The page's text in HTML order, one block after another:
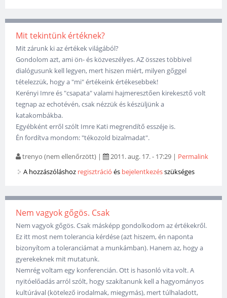
Mit tekintünk értéknek?
Mit zárunk ki az értékek világából?
Gondolom azt, ami ön- és közveszélyes. AZ összes többivel
dialógusunk kell legyen, mert hiszen miért, milyen gőggel
tételezzük, hogy a "mi" értékeink értékesebbek!
Kerényi Imre és "csapata" valami hajmeresztően kirekesztő volt
tegnap az echotévén, csak nézzük és készüljünk a
katakombákba.
Egyébként erről szólt Imre Kati megrendítő esszéje is.
Én fordítva mondom: "tékozold bizalmadat".
trenyo (nem ellenőrzött) | 2011. aug. 17. - 17:29 | Permalink
A hozzászóláshoz regisztráció és bejelentkezésszükséges
Nem vagyok gőgös. Csak
Nem vagyok gőgös. Csak másképp gondolkodom az értékekről.
Ez itt most nem tolerancia kérdése (azt hiszem, én naponta
bizonyítom a toleranciámat a munkámban). Hanem az, hogy a
gyerekeknek mit mutatunk.
Nemrég voltam egy konferencián. Ott is hasonló vita volt. A
nyitóelőadás arról szólt, hogy szakítanunk kell a hagyományos
kultúrával (kötelező irodalmak, miegymás), mert túlhaladott,